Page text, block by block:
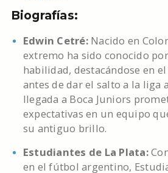
Biografías:
Edwin Cetré:Nacido en
extremo ha sido conocido
habilidad, destacándose en
antes de dar el salto a la liga
llegada a Boca Juniors
expectativas en un equipo
su antiguo brillo.
Estudiantes de La Plata:
en el fútbol argentino,